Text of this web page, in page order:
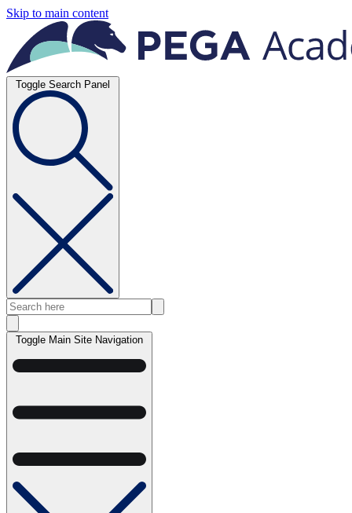
Skip to main content
Toggle Search Panel
Toggle Main Site Navigation